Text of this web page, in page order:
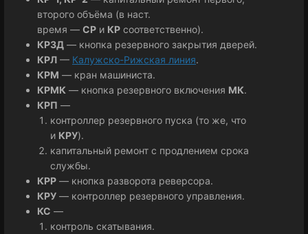
второго объёма (в наст.
время — СР и КР соответственно).
КРЗД — кнопка резервного закрытия дверей.
КРЛ — Калужско-Рижская линия.
КРМ — кран машиниста.
КРМК — кнопка резервного включения МК.
КРП —
контроллер резервного пуска (то же, что
и КРУ).
капитальный ремонт с продлением срока
службы.
КРР — кнопка разворота реверсора.
КРУ — контроллер резервного управления.
КС —
контроль скатывания.